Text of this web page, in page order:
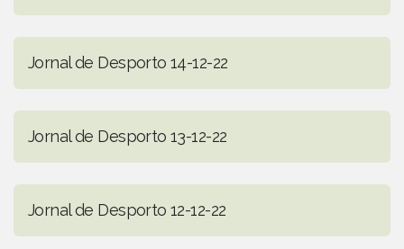
Jornal de Desporto 14-12-22
Jornal de Desporto 13-12-22
Jornal de Desporto 12-12-22